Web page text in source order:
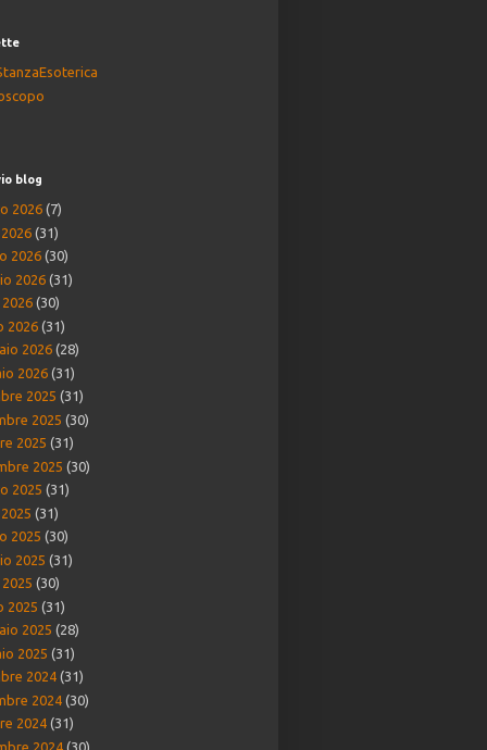
blog
2026 (7)
(31)
2026 (30)
2026 (31)
(30)
2026 (31)
2026 (28)
2026 (31)
2025 (31)
2025 (30)
2025 (31)
2025 (30)
2025 (31)
(31)
2025 (30)
2025 (31)
(30)
2025 (31)
2025 (28)
2025 (31)
2024 (31)
2024 (30)
2024 (31)
2024 (30)